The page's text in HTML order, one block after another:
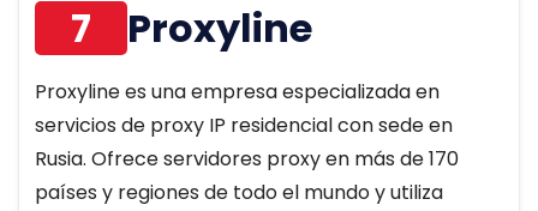
7 Proxyline
Proxyline es una empresa especializada en
servicios de proxy IP residencial con sede en
Rusia. Ofrece servidores proxy en más de 170
países y regiones de todo el mundo y utiliza